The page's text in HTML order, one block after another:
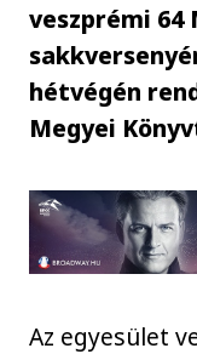
veszprémi 64
hétvégén
Megyei
Az egyesület